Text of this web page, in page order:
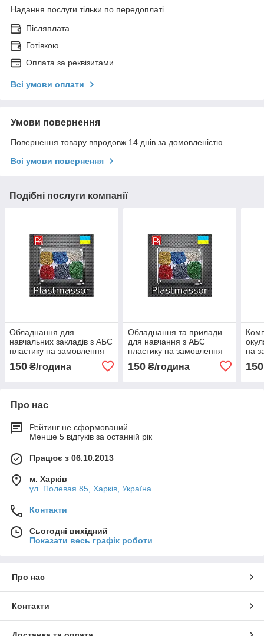
Надання послуги тільки по передоплаті.
Післяплата
Готівкою
Оплата за реквізитами
Всі умови оплати
Умови повернення
Повернення товару впродовж 14 днів за домовленістю
Всі умови повернення
Подібні послуги компанії
Обладнання для
навчальних закладів з АБС
пластику на замовлення
150 ₴/година
Обладнання та прилади
для навчання з АБС
пластику на замовлення
150₴/година
на
150
Про нас
Рейтинг не сформований
Менше 5 відгуків за останній рік
Працює з 06.10.2013
м. Харків
ул. Полевая 85, Харків, Україна
Контакти
Сьогодні вихідний
Показати весь графік роботи
Про нас
Контакти